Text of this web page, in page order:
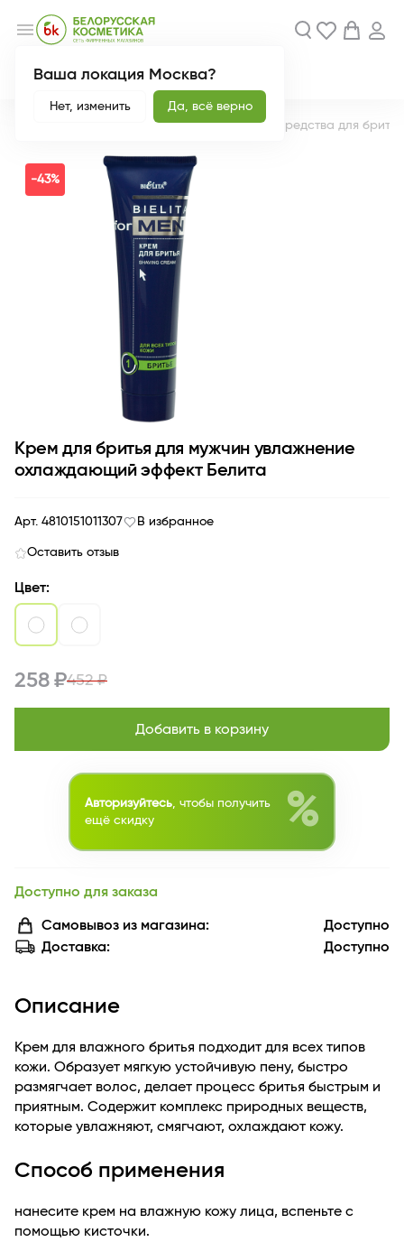
Ваша локация Москва?
Нет, изменить Да, всё верно
menu
Новинки Акции
Мужской ассортимент Средства для бритья
-43%
Крем для бритья для мужчин увлажнение
охлаждающий эффект Белита
Арт. 4810151011307 В избранное
Оставить отзыв
Цвет:
258 ₽452 ₽
Добавить в корзину
Авторизуйтесь , чтобы получить
ещё скидку
%
Доступно для заказа
Самовывоз из магазина:
Доступно
Доставка:
Доступно
Описание
Крем для влажного бритья подходит для всех типов
кожи. Образует мягкую устойчивую пену, быстро
размягчает волос, делает процесс бритья быстрым и
приятным. Содержит комплекс природных веществ,
которые увлажняют, смягчают, охлаждают кожу.
Способ применения
нанесите крем на влажную кожу лица, вспеньте с
помощью кисточки.